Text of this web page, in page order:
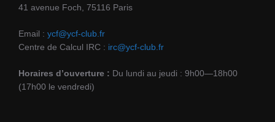
41 avenue Foch, 75116 Paris
Email : ycf@ycf-club.fr
Centre de Calcul IRC : irc@ycf-club.fr
Horaires d’ouverture : Du lundi au jeudi : 9h00—18h00
(17h00 le vendredi)